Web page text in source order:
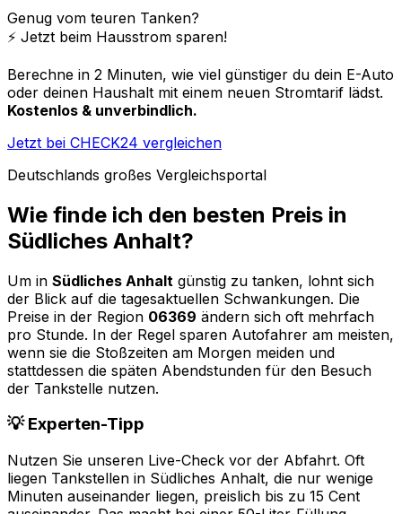
Genug vom teuren Tanken?
⚡️ Jetzt beim Hausstrom sparen!
Berechne in 2 Minuten, wie viel günstiger du dein E-Auto
oder deinen Haushalt mit einem neuen Stromtarif lädst.
Kostenlos & unverbindlich.
Jetzt bei CHECK24 vergleichen
Deutschlands großes Vergleichsportal
Wie finde ich den besten Preis in
Südliches Anhalt?
Um in Südliches Anhalt günstig zu tanken, lohnt sich
der Blick auf die tagesaktuellen Schwankungen. Die
Preise in der Region 06369 ändern sich oft mehrfach
pro Stunde. In der Regel sparen Autofahrer am meisten,
wenn sie die Stoßzeiten am Morgen meiden und
stattdessen die späten Abendstunden für den Besuch
der Tankstelle nutzen.
💡 Experten-Tipp
Nutzen Sie unseren Live-Check vor der Abfahrt. Oft
liegen Tankstellen in Südliches Anhalt, die nur wenige
Minuten auseinander liegen, preislich bis zu 15 Cent